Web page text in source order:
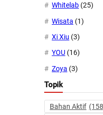
Whitelab (25)
Wisata (1)
Xi Xiu (3)
YOU (16)
Zoya (3)
Topik
Bahan Aktif